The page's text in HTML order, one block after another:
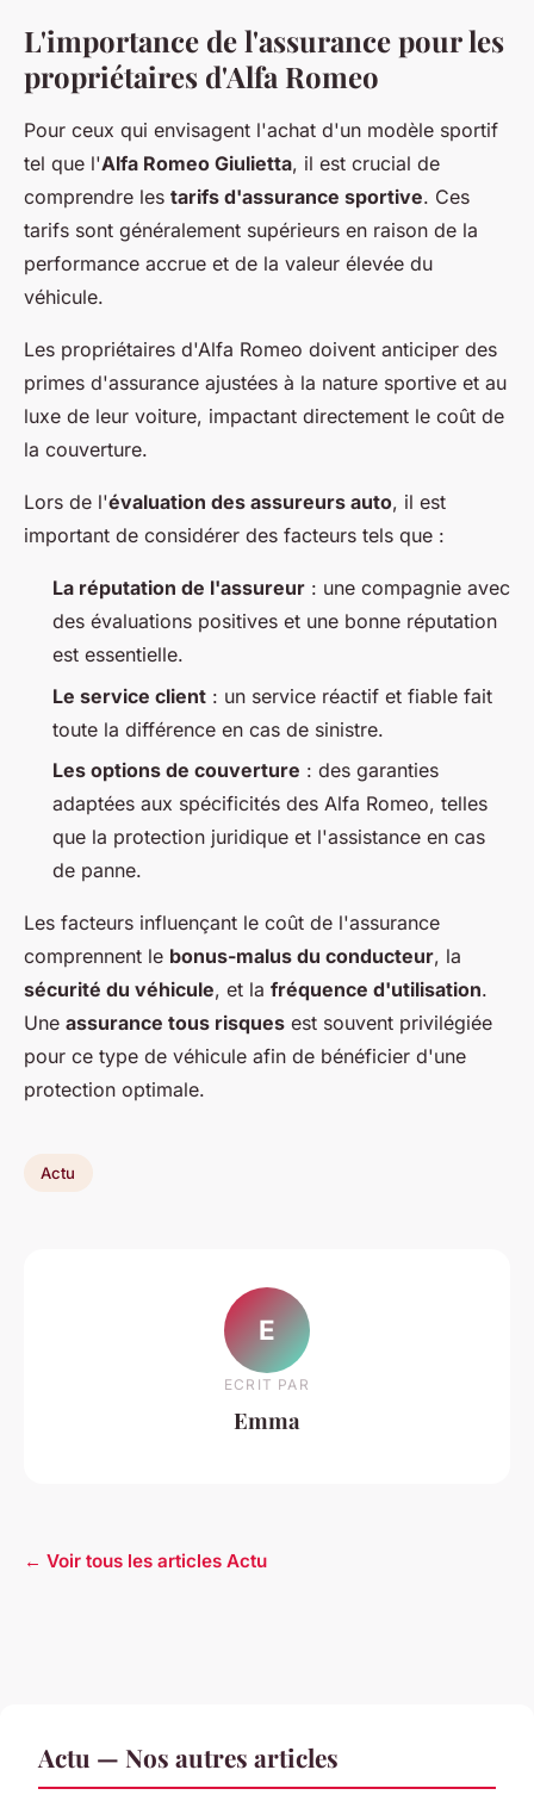
L'importance de l'assurance pour les
propriétaires d'Alfa Romeo
Pour ceux qui envisagent l'achat d'un modèle sportif
tel que l'Alfa Romeo Giulietta, il est crucial de
comprendre les tarifs d'assurance sportive. Ces
tarifs sont généralement supérieurs en raison de la
performance accrue et de la valeur élevée du
véhicule.
Les propriétaires d'Alfa Romeo doivent anticiper des
primes d'assurance ajustées à la nature sportive et au
luxe de leur voiture, impactant directement le coût de
la couverture.
Lors de l'évaluation des assureurs auto, il est
important de considérer des facteurs tels que :
La réputation de l'assureur : une compagnie avec
des évaluations positives et une bonne réputation
est essentielle.
Le service client : un service réactif et fiable fait
toute la différence en cas de sinistre.
Les options de couverture : des garanties
adaptées aux spécificités des Alfa Romeo, telles
que la protection juridique et l'assistance en cas
de panne.
Les facteurs influençant le coût de l'assurance
comprennent le bonus-malus du conducteur, la
sécurité du véhicule, et la fréquence d'utilisation.
Une assurance tous risques est souvent privilégiée
pour ce type de véhicule afin de bénéficier d'une
protection optimale.
Actu
E
ECRIT PAR
Emma
← Voir tous les articles Actu
Actu — Nos autres articles